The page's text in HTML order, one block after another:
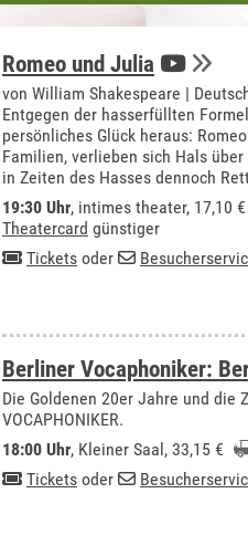
Romeo und Julia
von William Shakespeare |
Entgegen der hasserfüllten
persönliches Glück heraus:
Familien, verlieben sich Hals
in Zeiten des Hasses dennoch
19:30 Uhr, intimes theater, 17,10
Theatercard günstiger
Tickets oder
Berliner Vocaphoniker:
Die Goldenen 20er Jahre und die
VOCAPHONIKER.
18:00 Uhr, Kleiner Saal, 33,15 €
Tickets oder